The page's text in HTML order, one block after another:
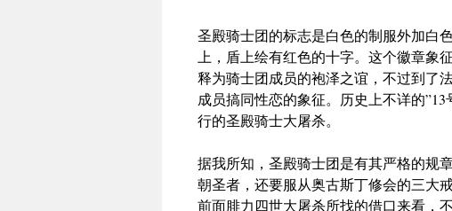
圣殿骑士团的标志是白色的制服外加白色
上，盾上绘有红色的十字。这个徽章象
释为骑士团成员的袍泽之谊，不过到了
成员搞同性恋的象征。历史上不详的
行的圣殿骑士大屠杀。
据我所知，圣殿骑士团是有其严格的规
朝圣者，还要服从奥古斯丁修会的三大
前面腓力四世大屠杀所找的借口来看，